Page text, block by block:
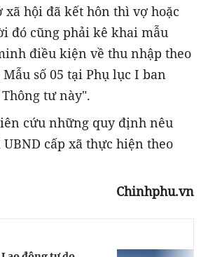
xã hội đã kết hôn thì vợ hoặc
đó cũng phải kê khai mẫu
điều kiện về thu nhập theo
Mẫu số 05 tại Phụ lục I ban
tư này".
cứu những quy định nêu
cấp xã thực hiện theo
Chinhphu.vn